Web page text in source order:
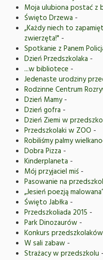
Moja ulubiona postać z
Święto Drzewa -
„Każdy niech to
zwierzęta!" -
Spotkanie z Panem
Dzień Przedszkolaka -
...w bibliotece -
Jedenaste urodziny
Rodzinne Centrum
Dzień Mamy-
Dzień gofra -
Dzień Ziemi w
Przedszkolaki w ZOO -
Robiliśmy palmy
Dobra Pizza -
Kinderplaneta -
Mój przyjaciel miś -
Pasowanie na
„Jesień poezją
Święto Jabłka -
Przedszkoliada 2015 -
Park Dinozaurów -
Konkurs przedszkolaków
W sali zabaw -
Strażacy w przedszkolu -